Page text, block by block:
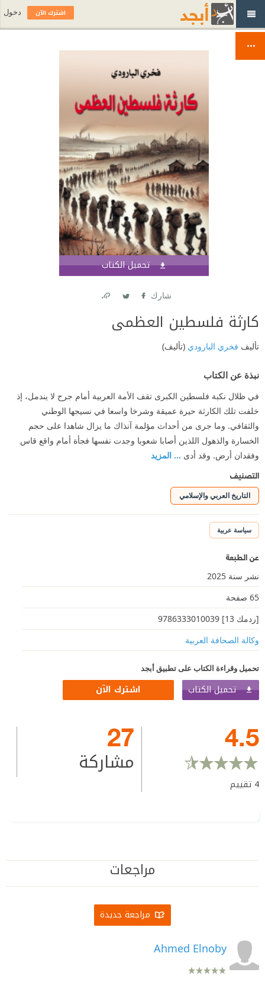
تحميل الكتاب
شارك
كارثة فلسطين العظمى
تأليف فخري البارودي (تأليف)
نبذة عن الكتاب
في ظلال نكبة فلسطين الكبرى تقف الأمة العربية أمام جرح لا يندمل، إذ
خلفت تلك الكارثة حيرة عميقة وشرخا واسعا في نسيجها الوطني
والثقافي. وما جرى من أحداث مؤلمة آنذاك ما يزال شاهدا على حجم
الخسارة والذهول اللذين أصابا شعوبا وجدت نفسها فجأة أمام واقع قاس
وفقدان أرض. وقد أدى ... المزيد
التصنيف
التاريخ العربي والإسلامي
سياسة عربية
عن الطبعة
نشر سنة 2025
65 صفحة
[ردمك 13] 9786333010039
وكالة الصحافة العربية
تحميل وقراءة الكتاب على تطبيق أبجد
تحميل الكتاب اشترك الآن
4.5
4 تقييم
27
مشاركة
مراجعات
مراجعة جديدة
Ahmed Elnoby
اشترك الآن دخول